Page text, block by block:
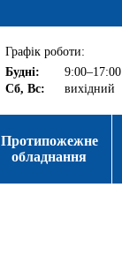
Графік роботи:
Будні:
9:00–17:00
Сб, Вс:
вихідний
Протипожежне
обладнання